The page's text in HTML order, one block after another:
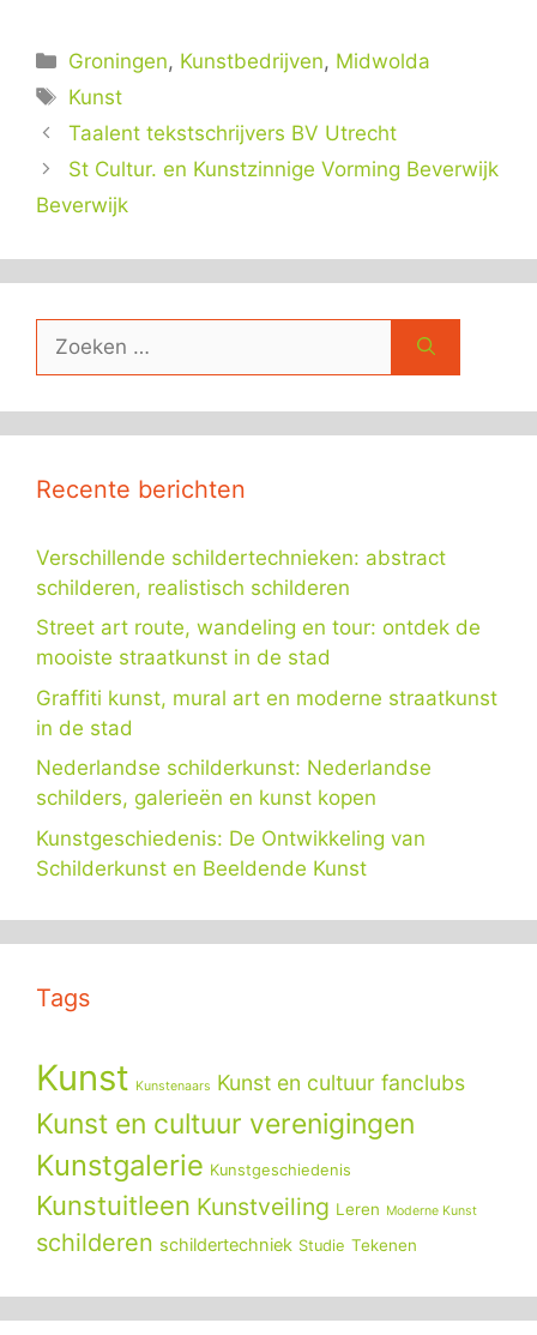
Categorieën
Groningen, Kunstbedrijven, Midwolda
Tags
Kunst
Taalent tekstschrijvers BV Utrecht
St Cultur. en Kunstzinnige Vorming Beverwijk
Beverwijk
naar:
Recente berichten
Verschillende schildertechnieken: abstract
schilderen, realistisch schilderen
Street art route, wandeling en tour: ontdek de
mooiste straatkunst in de stad
Graffiti kunst, mural art en moderne straatkunst
in de stad
Nederlandse schilderkunst: Nederlandse
schilders, galerieën en kunst kopen
Kunstgeschiedenis: De Ontwikkeling van
Schilderkunst en Beeldende Kunst
Tags
Kunst Kunstenaars Kunst en cultuur fanclubs
Kunst en cultuur verenigingen
Kunstgalerie Kunstgeschiedenis
Kunstuitleen Kunstveiling Leren Moderne Kunst
schilderen schildertechniek Studie Tekenen